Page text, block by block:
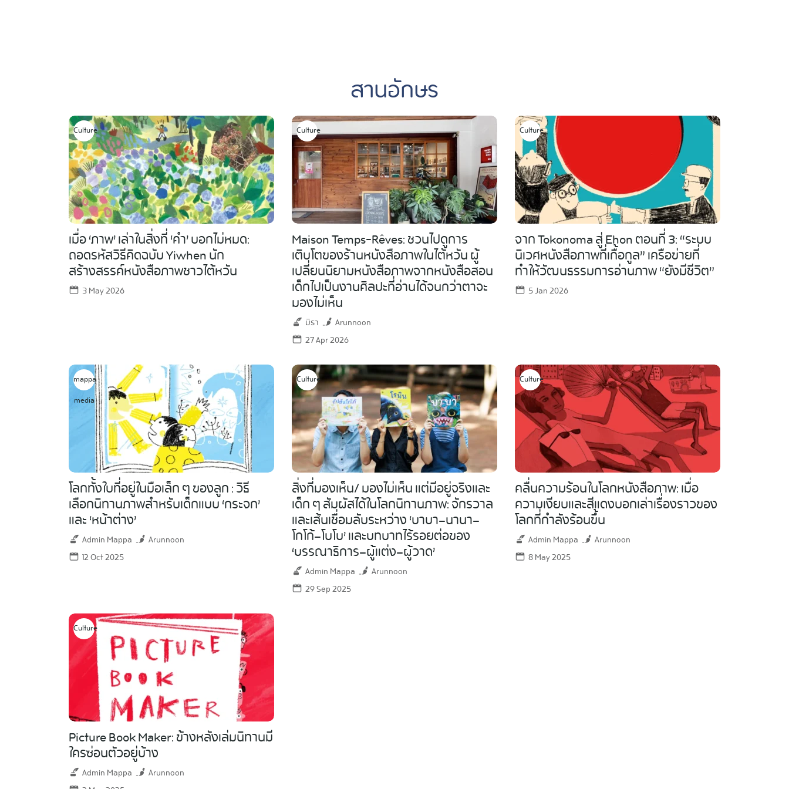
Search
for:
สานอักษร
Culture
เมื่อ ‘ภาพ’ เล่าในสิ่งที่ ‘คำ’ บอกไม่หมด:
ถอดรหัสวิธีคิดฉบับ Yiwhen นัก
สร้างสรรค์หนังสือภาพชาวไต้หวัน
3 May 2026
Culture
Maison Temps-Rêves: ชวนไปดูการ
เติบโตของร้านหนังสือภาพในไต้หวัน ผู้
เปลี่ยนนิยามหนังสือภาพจากหนังสือสอน
เด็กไปเป็นงานศิลปะที่อ่านได้จนกว่าตาจะ
มองไม่เห็น
มิรา
Arunnoon
27 Apr 2026
Culture
จาก Tokonoma สู่ Ehon ตอนที่ 3: “ระบบ
นิเวศหนังสือภาพที่เกื้อกูล” เครือข่ายที่
ทำให้วัฒนธรรมการอ่านภาพ “ยังมีชีวิต”
5 Jan 2026
mappa
media
โลกทั้งใบที่อยู่ในมือเล็ก ๆ ของลูก : วิธี
เลือกนิทานภาพสำหรับเด็กแบบ ‘กระจก’
และ ‘หน้าต่าง’
Admin Mappa
Arunnoon
12 Oct 2025
Culture
สิ่งที่มองเห็น/ มองไม่เห็น แต่มีอยู่จริงและ
เด็ก ๆ สัมผัสได้ในโลกนิทานภาพ: จักรวาล
และเส้นเชื่อมลับระหว่าง ‘บาบา–นานา–
โกโก้–โบโบ’ และบทบาทไร้รอยต่อของ
‘บรรณาธิการ–ผู้แต่ง–ผู้วาด’
Admin Mappa
Arunnoon
29 Sep 2025
Culture
คลื่นความร้อนในโลกหนังสือภาพ: เมื่อ
ความเงียบและสีแดงบอกเล่าเรื่องราวของ
โลกที่กำลังร้อนขึ้น
Admin Mappa
Arunnoon
8 May 2025
Culture
Picture Book Maker: ข้างหลังเล่มนิทานมี
ใครซ่อนตัวอยู่บ้าง
Admin Mappa
Arunnoon